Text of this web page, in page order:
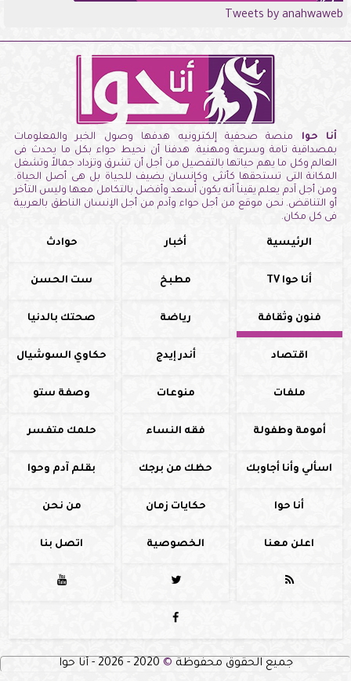
Tweets by anahwaweb
أنا حوا منصة صحفية إلكترونيه هدفها وصول الخبر والمعلومات
بمصداقية تامة وسرعة ومهنية. هدفنا أن نحيط حواء بكل ما يحدث فى
العالم وكل ما يهم حياتها بالتفصيل من أجل أن تشرق وتزداد جمالاً وتشغل
المكانة التى تستحقها كأنثى وكإنسان يضيف للحياة بل هى أصل الحياة.
ومن أجل آدم يعلم يقيناً أنه يكون أسعد وأفضل بالتكامل معها وليس التأخر
أو التناقض. نحن موقع من أجل حواء وآدم من أجل الإنسان الناطق بالعربية
فى كل مكان.
الرئيسية أخبار حوادث
أنا حوا TV مطبخ ست الحسن
فنون وثقافة رياضة صحتك بالدنيا
اقتصاد أندر إيدج حكاوي السوشيال
ملفات منوعات وصفة ستو
أمومة وطفولة فقه النساء حلمك متفسر
اسألي وأنا أجاوبك حظك من برجك بقلم آدم وحوا
أنا حوا حكايات زمان من نحن
اعلن معنا الخصوصية اتصل بنا




جميع الحقوق محفوظة ©